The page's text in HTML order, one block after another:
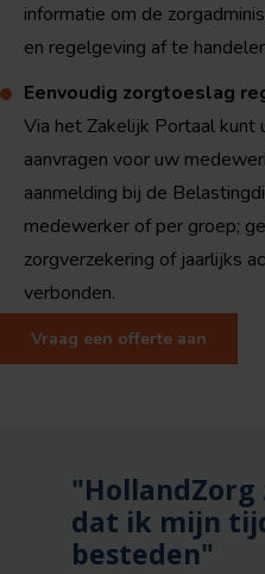
informatie om de
en regelgeving af te
Eenvoudig zorgtoeslag
Via het Zakelijk Portaal kunt
aanvragen voor uw
aanmelding bij de
medewerker of per groep;
zorgverzekering of jaarlijks
verbonden.
Vraag een offerte aan
dat ik mijn
besteden"